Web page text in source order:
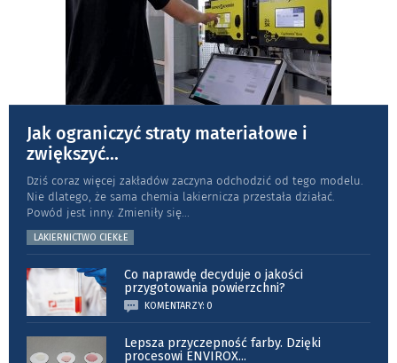
Jak ograniczyć straty materiałowe i
zwiększyć...
Dziś coraz więcej zakładów zaczyna odchodzić od tego modelu.
Nie dlatego, że sama chemia lakiernicza przestała działać.
Powód jest inny. Zmieniły się
LAKIERNICTWO CIEKŁE
Co naprawdę decyduje o jakości
przygotowania powierzchni?
KOMENTARZY: 0
Lepsza przyczepność farby. Dzięki
procesowi ENVIROX...